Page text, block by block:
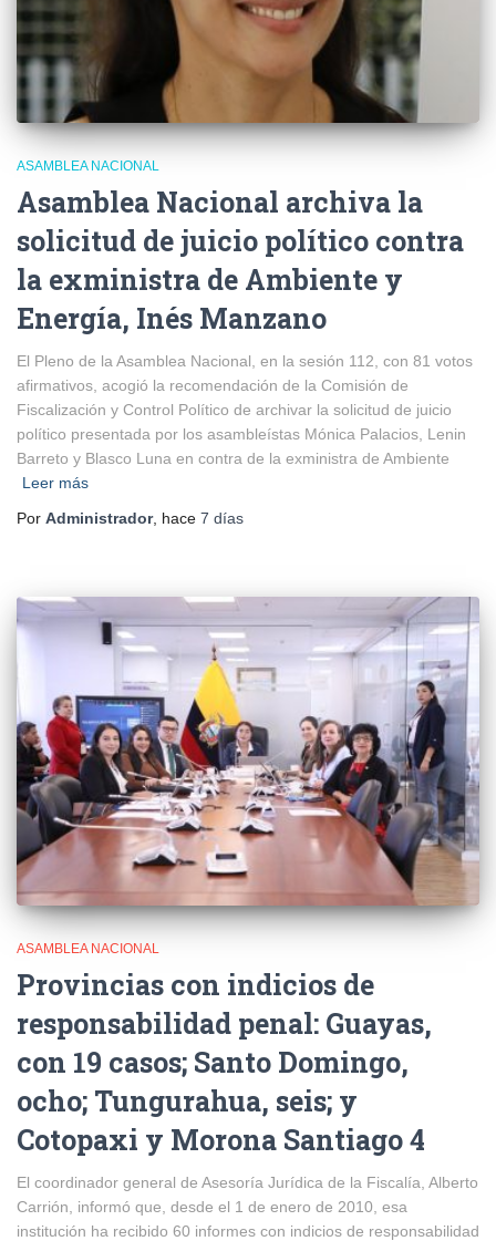
ASAMBLEA NACIONAL
Asamblea Nacional archiva la
solicitud de juicio político contra
la exministra de Ambiente y
Energía, Inés Manzano
El Pleno de la Asamblea Nacional, en la sesión 112, con 81 votos
afirmativos, acogió la recomendación de la Comisión de
Fiscalización y Control Político de archivar la solicitud de juicio
político presentada por los asambleístas Mónica Palacios, Lenin
Barreto y Blasco Luna en contra de la exministra de Ambiente
Leer más
Por Administrador, hace 7 días
ASAMBLEA NACIONAL
Provincias con indicios de
responsabilidad penal: Guayas,
con 19 casos; Santo Domingo,
ocho; Tungurahua, seis; y
Cotopaxi y Morona Santiago 4
El coordinador general de Asesoría Jurídica de la Fiscalía, Alberto
Carrión, informó que, desde el 1 de enero de 2010, esa
institución ha recibido 60 informes con indicios de responsabilidad